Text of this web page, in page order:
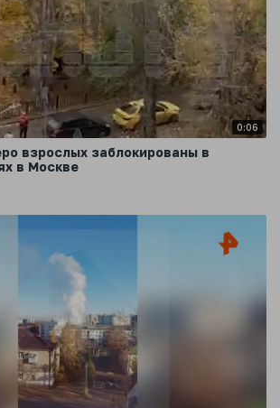
0:06
взрослых заблокированы в
в Москве